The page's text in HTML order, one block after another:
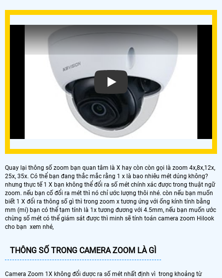
Camera Zoom
Quay lại thông số zoom bạn quan tâm là X hay còn còn gọi là zoom 4x,8x,12x,
25x, 35x. Có thể bạn đang thắc mắc rằng 1 x là bao nhiêu mét dúng không?
nhưng thực tế 1 X bạn không thể đổi ra số mét chính xác được trong thuật ngữ
zoom. nếu bạn cố đổi ra mét thì nó chỉ ước lượng thôi nhé. còn nếu bạn muốn
biết 1 X đổi ra thông số gì thì trong zoom x tương ứng với ống kính tính bằng
mm (mi) bạn có thể tạm tính là 1x tương đương với 4.5mm, nếu bạn muốn ước
chừng số mét có thể giám sát được thì minh sẽ tính toán camera zoom Hilook
cho bạn xem nhé,
THÔNG SỐ TRONG CAMERA ZOOM LÀ GÌ
Camera Zoom 1X không đổi dược ra số mét nhất định vì trong khoảng từ